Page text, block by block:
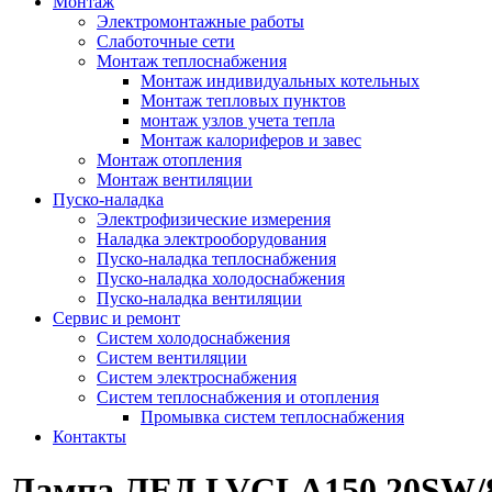
Электромонтажные работы
Слаботочные сети
Монтаж теплоснабжения
Монтаж индивидуальных котельных
Монтаж тепловых пунктов
монтаж узлов учета тепла
Монтаж калориферов и завес
Монтаж отопления
Монтаж вентиляции
Пуско-наладка
Электрофизические измерения
Наладка электрооборудования
Пуско-наладка теплоснабжения
Пуско-наладка холодоснабжения
Пуско-наладка вентиляции
Сервис и ремонт
Систем холодоснабжения
Систем вентиляции
Систем электроснабжения
Систем теплоснабжения и отопления
Промывка систем теплоснабжения
Контакты